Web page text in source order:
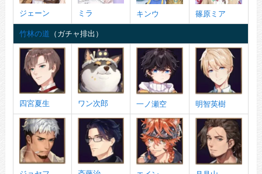
ジェーン ミラ キンウ 篠原ミア
竹林の道 （ガチャ排出）
四宮夏生 ワン次郎 一ノ瀬空 明智英樹